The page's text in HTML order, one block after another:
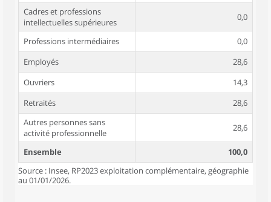
Cadres et professions
intellectuelles supérieures
0,0
Professions intermédiaires
0,0
Employés
28,6
Ouvriers
14,3
Retraités
28,6
Autres personnes sans
activité professionnelle
28,6
Ensemble
100,0
Source : Insee, RP2023 exploitation complémentaire, géographie
au 01/01/2026.